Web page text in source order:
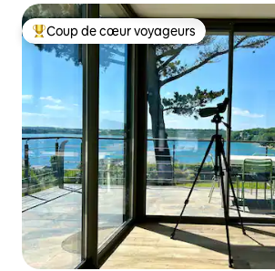
Coup de cœur voyageurs parmi les plus
Coup de cœur voyageurs